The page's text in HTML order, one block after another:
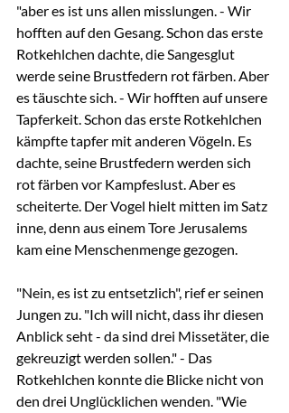
"aber es ist uns allen misslungen. - Wir
hofften auf den Gesang. Schon das erste
Rotkehlchen dachte, die Sangesglut
werde seine Brustfedern rot färben. Aber
es täuschte sich. - Wir hofften auf unsere
Tapferkeit. Schon das erste Rotkehlchen
kämpfte tapfer mit anderen Vögeln. Es
dachte, seine Brustfedern werden sich
rot färben vor Kampfeslust. Aber es
scheiterte. Der Vogel hielt mitten im Satz
inne, denn aus einem Tore Jerusalems
kam eine Menschenmenge gezogen.
"Nein, es ist zu entsetzlich", rief er seinen
Jungen zu. "Ich will nicht, dass ihr diesen
Anblick seht - da sind drei Missetäter, die
gekreuzigt werden sollen." - Das
Rotkehlchen konnte die Blicke nicht von
den drei Unglücklichen wenden. "Wie